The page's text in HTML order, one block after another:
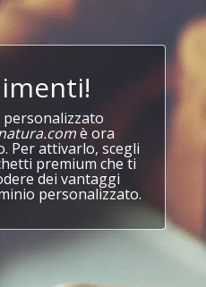
è ora
Per attivarlo, scegli
premium che ti
dei vantaggi
personalizzato.